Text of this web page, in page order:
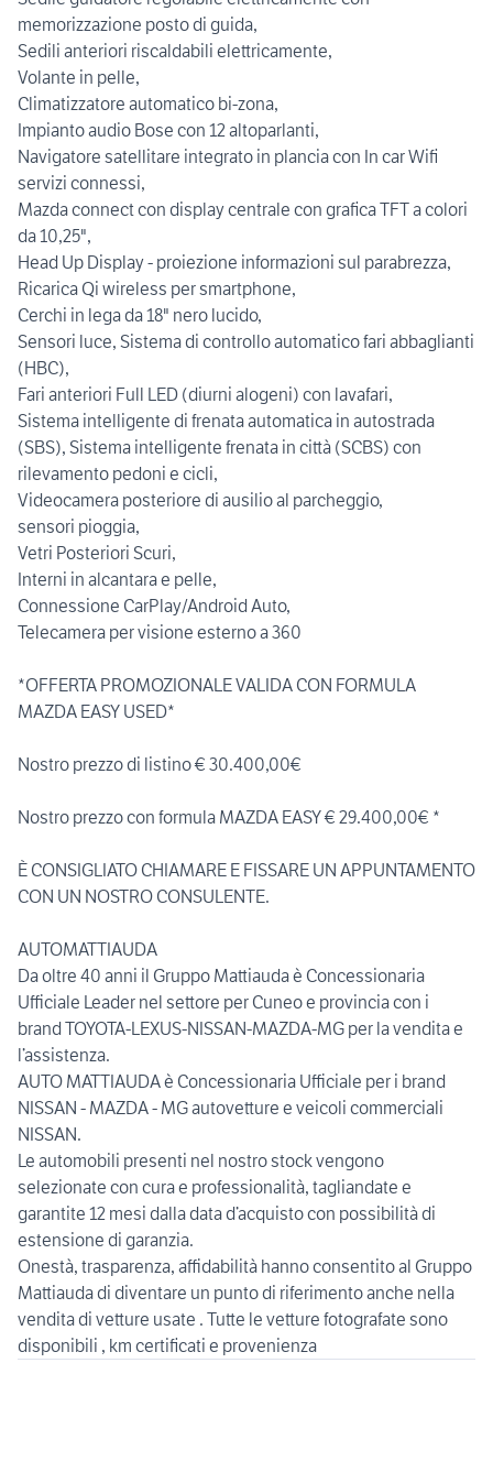
memorizzazione posto di guida,
Sedili anteriori riscaldabili elettricamente,
Volante in pelle,
Climatizzatore automatico bi-zona,
Impianto audio Bose con 12 altoparlanti,
Navigatore satellitare integrato in plancia con In car Wifi
servizi connessi,
Mazda connect con display centrale con grafica TFT a colori
da 10,25",
Head Up Display - proiezione informazioni sul parabrezza,
Ricarica Qi wireless per smartphone,
Cerchi in lega da 18" nero lucido,
Sensori luce, Sistema di controllo automatico fari abbaglianti
(HBC),
Fari anteriori Full LED (diurni alogeni) con lavafari,
Sistema intelligente di frenata automatica in autostrada
(SBS), Sistema intelligente frenata in città (SCBS) con
rilevamento pedoni e cicli,
Videocamera posteriore di ausilio al parcheggio,
sensori pioggia,
Vetri Posteriori Scuri,
Interni in alcantara e pelle,
Connessione CarPlay/Android Auto,
Telecamera per visione esterno a 360
*OFFERTA PROMOZIONALE VALIDA CON FORMULA
MAZDA EASY USED*
Nostro prezzo di listino € 30.400,00€
Nostro prezzo con formula MAZDA EASY € 29.400,00€ *
È CONSIGLIATO CHIAMARE E FISSARE UN APPUNTAMENTO
CON UN NOSTRO CONSULENTE.
AUTOMATTIAUDA
Da oltre 40 anni il Gruppo Mattiauda è Concessionaria
Ufficiale Leader nel settore per Cuneo e provincia con i
brand TOYOTA-LEXUS-NISSAN-MAZDA-MG per la vendita e
l’assistenza.
AUTO MATTIAUDA è Concessionaria Ufficiale per i brand
NISSAN - MAZDA - MG autovetture e veicoli commerciali
NISSAN.
Le automobili presenti nel nostro stock vengono
selezionate con cura e professionalità, tagliandate e
garantite 12 mesi dalla data d’acquisto con possibilità di
estensione di garanzia.
Onestà, trasparenza, affidabilità hanno consentito al Gruppo
Mattiauda di diventare un punto di riferimento anche nella
vendita di vetture usate . Tutte le vetture fotografate sono
disponibili , km certificati e provenienza